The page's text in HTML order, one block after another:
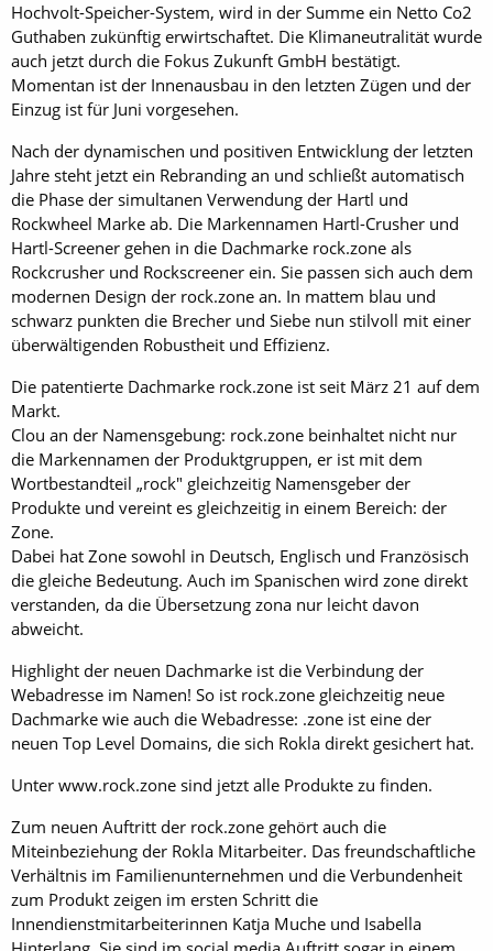
Hochvolt-Speicher-System, wird in der Summe ein Netto Co2
Guthaben zukünftig erwirtschaftet. Die Klimaneutralität wurde
auch jetzt durch die Fokus Zukunft GmbH bestätigt.
Momentan ist der Innenausbau in den letzten Zügen und der
Einzug ist für Juni vorgesehen.
Nach der dynamischen und positiven Entwicklung der letzten
Jahre steht jetzt ein Rebranding an und schließt automatisch
die Phase der simultanen Verwendung der Hartl und
Rockwheel Marke ab. Die Markennamen Hartl-Crusher und
Hartl-Screener gehen in die Dachmarke rock.zone als
Rockcrusher und Rockscreener ein. Sie passen sich auch dem
modernen Design der rock.zone an. In mattem blau und
schwarz punkten die Brecher und Siebe nun stilvoll mit einer
überwältigenden Robustheit und Effizienz.
Die patentierte Dachmarke rock.zone ist seit März 21 auf dem
Markt.
Clou an der Namensgebung: rock.zone beinhaltet nicht nur
die Markennamen der Produktgruppen, er ist mit dem
Wortbestandteil „rock" gleichzeitig Namensgeber der
Produkte und vereint es gleichzeitig in einem Bereich: der
Zone.
Dabei hat Zone sowohl in Deutsch, Englisch und Französisch
die gleiche Bedeutung. Auch im Spanischen wird zone direkt
verstanden, da die Übersetzung zona nur leicht davon
abweicht.
Highlight der neuen Dachmarke ist die Verbindung der
Webadresse im Namen! So ist rock.zone gleichzeitig neue
Dachmarke wie auch die Webadresse: .zone ist eine der
neuen Top Level Domains, die sich Rokla direkt gesichert hat.
Unter www.rock.zone sind jetzt alle Produkte zu finden.
Zum neuen Auftritt der rock.zone gehört auch die
Miteinbeziehung der Rokla Mitarbeiter. Das freundschaftliche
Verhältnis im Familienunternehmen und die Verbundenheit
zum Produkt zeigen im ersten Schritt die
Innendienstmitarbeiterinnen Katja Muche und Isabella